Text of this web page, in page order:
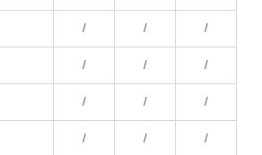
/ / /
/ / /
/ / /
/ / /